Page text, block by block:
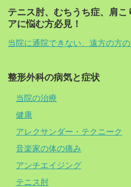
テニス肘、むちうち症、肩
アに悩む方必見！
当院に通院できない、遠方の方
整形外科の病気と症状
当院の治療
健康
アレクサンダー・テクニーク
音楽家の体の痛み
アンチエイジング
テニス肘